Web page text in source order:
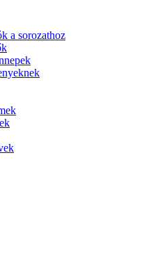
a sorozathoz